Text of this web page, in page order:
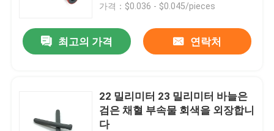
가격：$0.036 - $0.045/pieces
최고의 가격 연락처
22 밀리미터 23 밀리미터 바늘은
검은 채혈 부속물 회색을 외장합니
다